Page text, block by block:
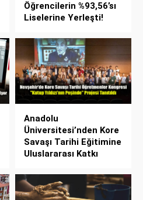
Öğrencilerin %93,56’sı
Liselerine Yerleşti!
Anadolu
Üniversitesi’nden Kore
Savaşı Tarihi Eğitimine
Uluslararası Katkı